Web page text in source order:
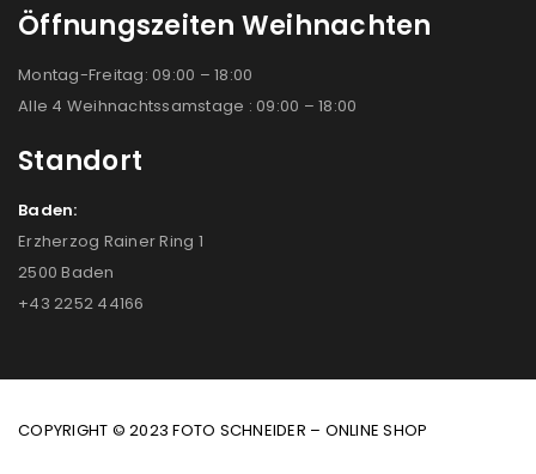
Öffnungszeiten Weihnachten
Montag-Freitag: 09:00 – 18:00
Alle 4 Weihnachtssamstage : 09:00 – 18:00
Standort
Baden:
Erzherzog Rainer Ring 1
2500 Baden
+43 2252 44166
COPYRIGHT © 2023 FOTO SCHNEIDER – ONLINE SHOP